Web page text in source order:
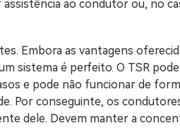
ao condutor ou, no
Embora as vantagens
sistema é perfeito. O TSR
e pode não funcionar de
Por conseguinte, os
dele. Devem manter a